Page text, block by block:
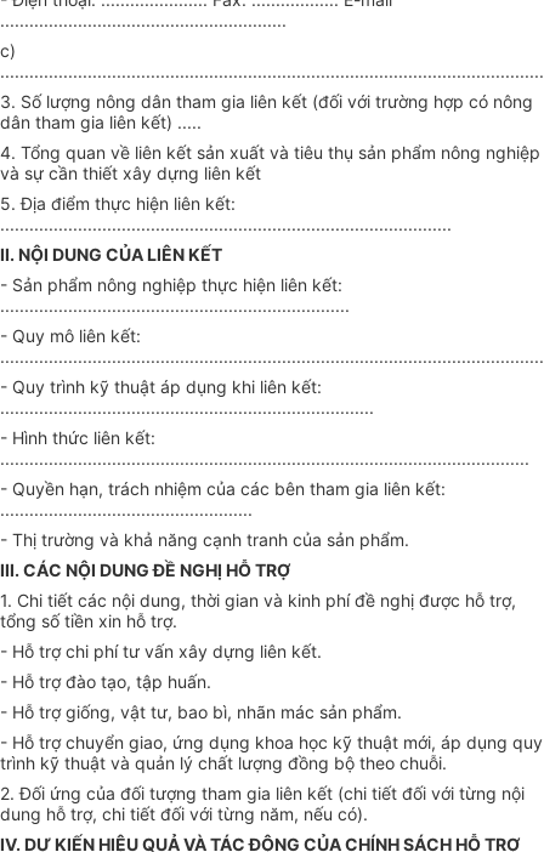
...........................................................
c)
3. Số lượng nông dân tham gia liên kết (đối với trường hợp có nông
dân tham gia liên kết) .....
4. Tổng quan về liên kết sản xuất và tiêu thụ sản phẩm nông nghiệp
và sự cần thiết xây dựng liên kết
5. Địa điểm thực hiện liên kết:
.............................................................................................
II. NỘI DUNG CỦA LIÊN KẾT
- Sản phẩm nông nghiệp thực hiện liên kết:
........................................................................
- Quy mô liên kết:
................................................................................................................
- Quy trình kỹ thuật áp dụng khi liên kết:
.............................................................................
- Hình thức liên kết:
.............................................................................................................
- Quyền hạn, trách nhiệm của các bên tham gia liên kết:
....................................................
- Thị trường và khả năng cạnh tranh của sản phẩm.
III. CÁC NỘI DUNG ĐỀ NGHỊ HỖ TRỢ
1. Chi tiết các nội dung, thời gian và kinh phí đề nghị được hỗ trợ,
tổng số tiền xin hỗ trợ.
- Hỗ trợ chi phí tư vấn xây dựng liên kết.
- Hỗ trợ đào tạo, tập huấn.
- Hỗ trợ giống, vật tư, bao bì, nhãn mác sản phẩm.
- Hỗ trợ chuyển giao, ứng dụng khoa học kỹ thuật mới, áp dụng quy
trình kỹ thuật và quản lý chất lượng đồng bộ theo chuỗi.
2. Đối ứng của đối tượng tham gia liên kết (chi tiết đối với từng nội
dung hỗ trợ, chi tiết đối với từng năm, nếu có).
IV. DỰ KIẾN HIỆU QUẢ VÀ TÁC ĐỘNG CỦA CHÍNH SÁCH HỖ TRỢ